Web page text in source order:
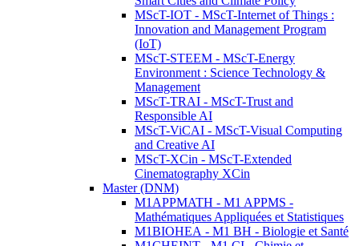
MScT-IOT - MScT-Internet of Things :
Innovation and Management Program
(IoT)
MScT-STEEM - MScT-Energy
Environment : Science Technology &
Management
MScT-TRAI - MScT-Trust and
Responsible AI
MScT-ViCAI - MScT-Visual Computing
and Creative AI
MScT-XCin - MScT-Extended
Cinematography XCin
Master (DNM)
M1APPMATH - M1 APPMS -
Mathématiques Appliquées et Statistiques
M1BIOHEA - M1 BH - Biologie et Santé